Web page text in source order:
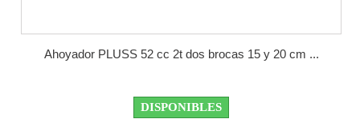
Ahoyador PLUSS 52 cc 2t dos brocas 15 y 20 cm ...
DISPONIBLES